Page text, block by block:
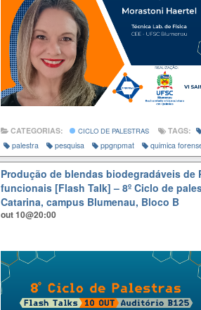
CATEGORIAS: CICLO DE PALESTRAS TAGS:
palestra
pesquisa ppgnpmat quimica
Produção de blendas biodegradáveis de
funcionais [Flash Talk] – 8º Ciclo de
Catarina, campus Blumenau, Bloco B
out 10@20:00